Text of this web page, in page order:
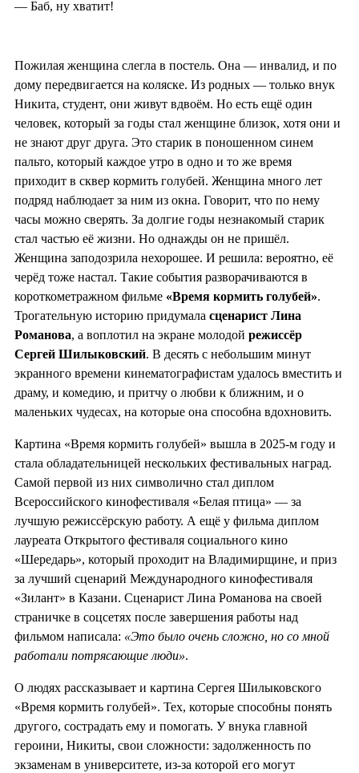
— Баб, ну хватит!
Пожилая женщина слегла в постель. Она — инвалид, и по
дому передвигается на коляске. Из родных — только внук
Никита, студент, они живут вдвоём. Но есть ещё один
человек, который за годы стал женщине близок, хотя они и
не знают друг друга. Это старик в поношенном синем
пальто, который каждое утро в одно и то же время
приходит в сквер кормить голубей. Женщина много лет
подряд наблюдает за ним из окна. Говорит, что по нему
часы можно сверять. За долгие годы незнакомый старик
стал частью её жизни. Но однажды он не пришёл.
Женщина заподозрила нехорошее. И решила: вероятно, её
черёд тоже настал. Такие события разворачиваются в
короткометражном фильме «Время кормить голубей».
Трогательную историю придумала сценарист Лина
Романова, а воплотил на экране молодой режиссёр
Сергей Шилыковский. В десять с небольшим минут
экранного времени кинематографистам удалось вместить и
драму, и комедию, и притчу о любви к ближним, и о
маленьких чудесах, на которые она способна вдохновить.
Картина «Время кормить голубей» вышла в 2025-м году и
стала обладательницей нескольких фестивальных наград.
Самой первой из них символично стал диплом
Всероссийского кинофестиваля «Белая птица» — за
лучшую режиссёрскую работу. А ещё у фильма диплом
лауреата Открытого фестиваля социального кино
«Шередарь», который проходит на Владимирщине, и приз
за лучший сценарий Международного кинофестиваля
«Зилант» в Казани. Сценарист Лина Романова на своей
страничке в соцсетях после завершения работы над
фильмом написала: «Это было очень сложно, но со мной
работали потрясающие люди».
О людях рассказывает и картина Сергея Шилыковского
«Время кормить голубей». Тех, которые способны понять
другого, сострадать ему и помогать. У внука главной
героини, Никиты, свои сложности: задолженность по
экзаменам в университете, из-за которой его могут